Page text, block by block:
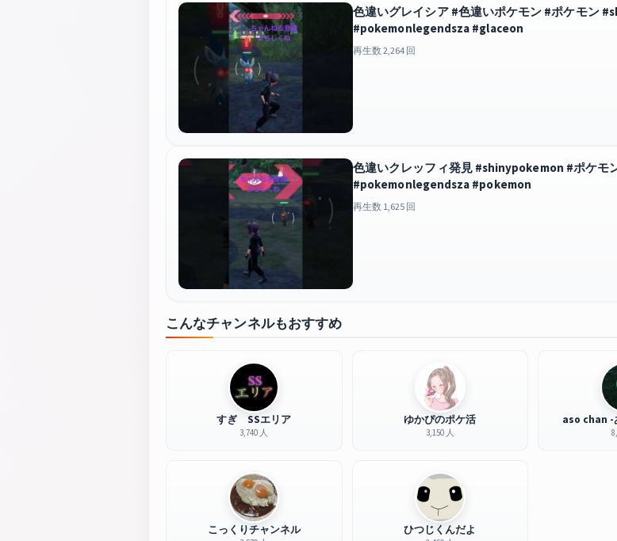
色違いグレイシア #色違いポケモン #ポケモン
#pokemonlegendsza #glaceon
再生数 2,264 回
色違いクレッフィ発見 #shinypokemon #ポケモ
#pokemonlegendsza #pokemon
再生数 1,625 回
こんなチャンネルもおすすめ
すぎ SSエリア
3,740 人
ゆかぴのポケ活
3,150 人
aso chan -
こっくりチャンネル ひつじくんだよ